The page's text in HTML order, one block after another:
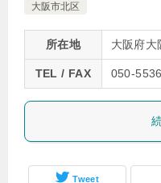
大阪市北区
所在地 大阪府大
TEL / FAX 050-
Tweet